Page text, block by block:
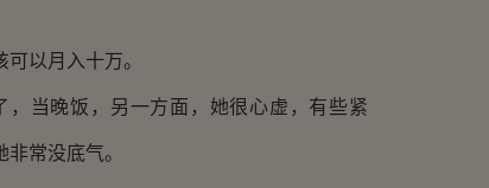
以月入十万。
当晚饭，另一方面，她很心虚，有些紧
常没底气。